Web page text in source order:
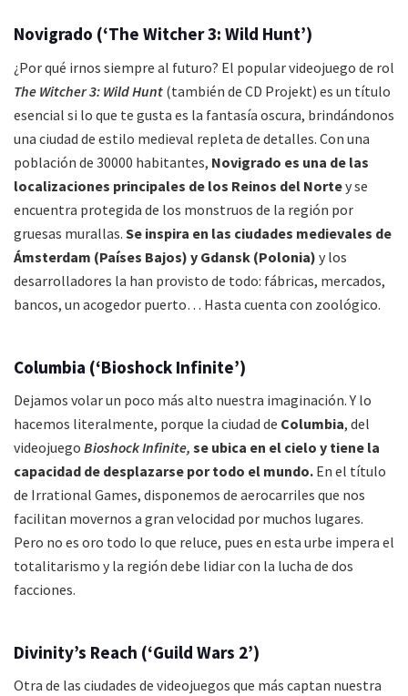
Novigrado (‘The Witcher 3: Wild Hunt’)
¿Por qué irnos siempre al futuro? El popular videojuego de rol
The Witcher 3: Wild Hunt (también de CD Projekt) es un título
esencial si lo que te gusta es la fantasía oscura, brindándonos
una ciudad de estilo medieval repleta de detalles. Con una
población de 30000 habitantes, Novigrado es una de las
localizaciones principales de los Reinos del Nortey se
encuentra protegida de los monstruos de la región por
gruesas murallas. Se inspira en las ciudades medievales de
Ámsterdam (Países Bajos) y Gdansk (Polonia) y los
desarrolladores la han provisto de todo: fábricas, mercados,
bancos, un acogedor puerto… Hasta cuenta con zoológico.
Columbia (‘Bioshock Infinite’)
Dejamos volar un poco más alto nuestra imaginación. Y lo
hacemos literalmente, porque la ciudad de Columbia, del
videojuego Bioshock Infinite, se ubica en el cielo y tiene la
capacidad de desplazarse por todo el mundo. En el título
de Irrational Games, disponemos de aerocarriles que nos
facilitan movernos a gran velocidad por muchos lugares.
Pero no es oro todo lo que reluce, pues en esta urbe impera el
totalitarismo y la región debe lidiar con la lucha de dos
facciones.
Divinity’s Reach (‘Guild Wars 2’)
Otra de las ciudades de videojuegos que más captan nuestra